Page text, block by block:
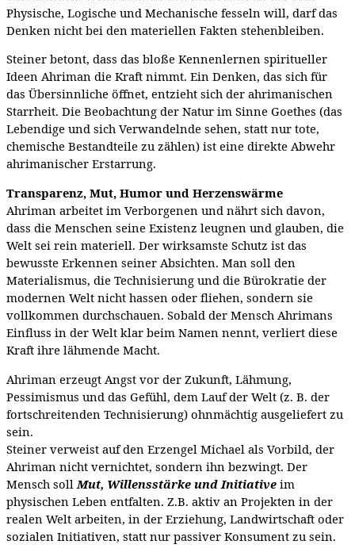
Physische, Logische und Mechanische fesseln will, darf das
Denken nicht bei den materiellen Fakten stehenbleiben.
Steiner betont, dass das bloße Kennenlernen spiritueller
Ideen Ahriman die Kraft nimmt. Ein Denken, das sich für
das Übersinnliche öffnet, entzieht sich der ahrimanischen
Starrheit. Die Beobachtung der Natur im Sinne Goethes (das
Lebendige und sich Verwandelnde sehen, statt nur tote,
chemische Bestandteile zu zählen) ist eine direkte Abwehr
ahrimanischer Erstarrung.
Transparenz, Mut, Humor und Herzenswärme
Ahriman arbeitet im Verborgenen und nährt sich davon,
dass die Menschen seine Existenz leugnen und glauben, die
Welt sei rein materiell. Der wirksamste Schutz ist das
bewusste Erkennen seiner Absichten. Man soll den
Materialismus, die Technisierung und die Bürokratie der
modernen Welt nicht hassen oder fliehen, sondern sie
vollkommen durchschauen. Sobald der Mensch Ahrimans
Einfluss in der Welt klar beim Namen nennt, verliert diese
Kraft ihre lähmende Macht.
Ahriman erzeugt Angst vor der Zukunft, Lähmung,
Pessimismus und das Gefühl, dem Lauf der Welt (z. B. der
fortschreitenden Technisierung) ohnmächtig ausgeliefert zu
sein.
Steiner verweist auf den Erzengel Michael als Vorbild, der
Ahriman nicht vernichtet, sondern ihn bezwingt. Der
Mensch soll Mut, Willensstärke und Initiative im
physischen Leben entfalten. Z.B. aktiv an Projekten in der
realen Welt arbeiten, in der Erziehung, Landwirtschaft oder
sozialen Initiativen, statt nur passiver Konsument zu sein.